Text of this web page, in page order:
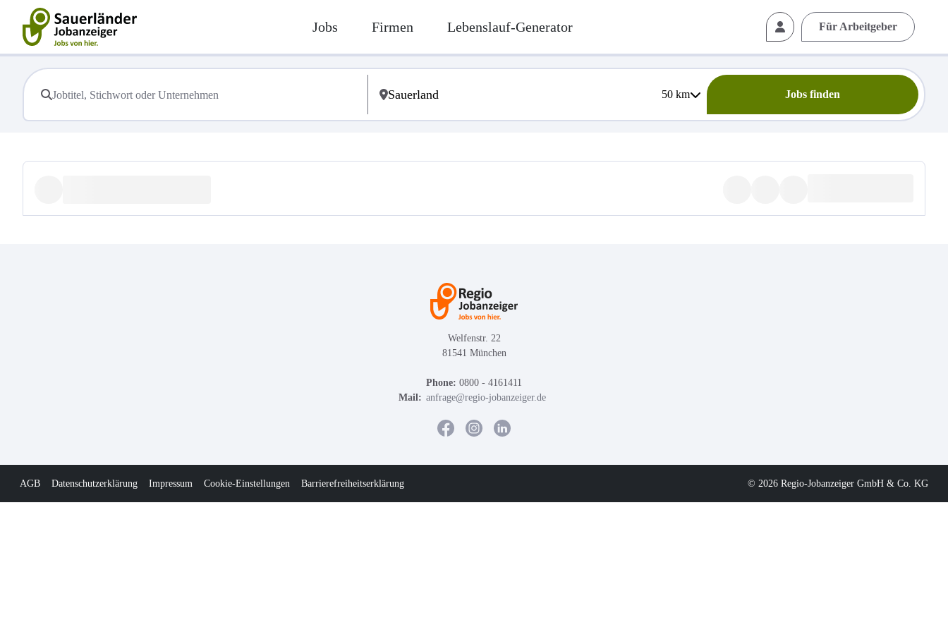
Jobs Firmen Lebenslauf-Generator Für Arbeitgeber
50km Jobs finden
Welfenstr. 22
81541 München
Phone: 0800 - 4161411
Mail: anfrage@regio-jobanzeiger.de
AGB Datenschutzerklärung Impressum Cookie-Einstellungen Barrierefreiheitserklärung © 2026 Regio-Jobanzeiger GmbH & Co. KG